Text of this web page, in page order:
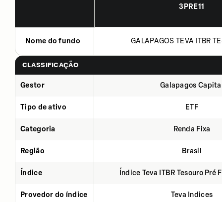
3PRE11
Nome do fundo GALAPAGOS TEVA ITBR
CLASSIFICAÇÃO
Gestor Galapagos
Tipo de ativo ETF
Categoria Renda Fixa
Região Brasil
Índice Índice Teva ITBR Tesouro Pré
Provedor do índice Teva Indices